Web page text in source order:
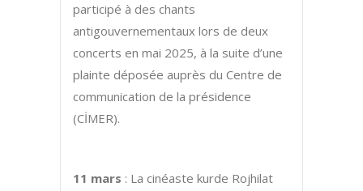
participé à des chants
antigouvernementaux lors de deux
concerts en mai 2025, à la suite d’une
plainte déposée auprès du Centre de
communication de la présidence
(CİMER).
11 mars : La cinéaste kurde Rojhilat